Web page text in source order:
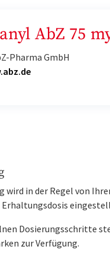
AbZ 75
Pharma GmbH
wird in der Regel von
Erhaltungsdosis
Dosierungsschritte
zur Verfügung.